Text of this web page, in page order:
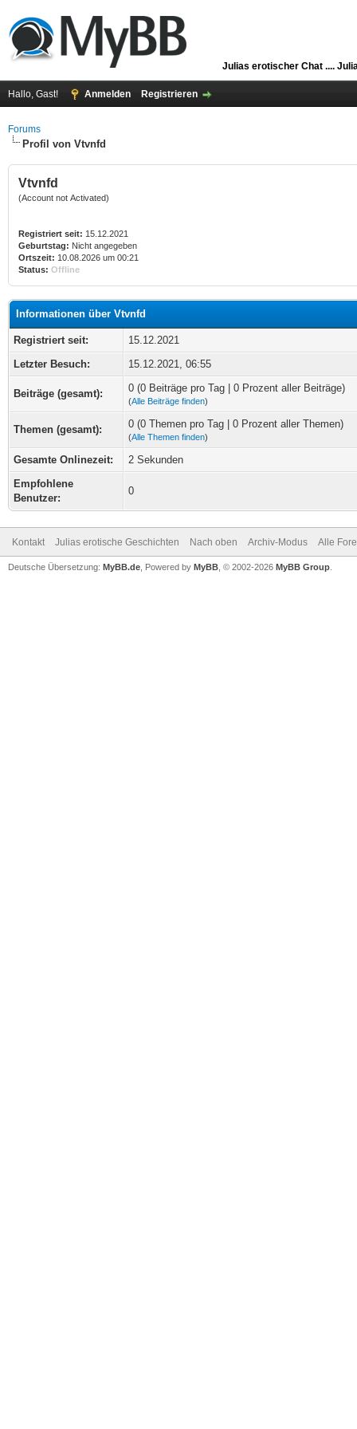
Julias erotischer Chat ....
Hallo, Gast! Anmelden Registrieren
Forums
Profil von Vtvnfd
Vtvnfd
(Account not Activated)
Registriert seit: 15.12.2021
Geburtstag: Nicht angegeben
Ortszeit: 10.08.2026 um 00:21
Status: Offline
Informationen über Vtvnfd
Registriert seit:
15.12.2021
Letzter Besuch:
15.12.2021, 06:55
Beiträge (gesamt): 0 (0 Beiträge pro Tag | 0 Prozent aller Beiträge)
(Alle Beiträge finden)
Themen (gesamt): 0 (0 Themen pro Tag | 0 Prozent aller Themen)
(Alle Themen finden)
Gesamte Onlinezeit:
2 Sekunden
Empfohlene
Benutzer:
0
Kontakt Julias erotische Geschichten Nach oben Archiv-Modus Alle
Deutsche Übersetzung: MyBB.de , Powered by MyBB , © 2002-2026 MyBB Group